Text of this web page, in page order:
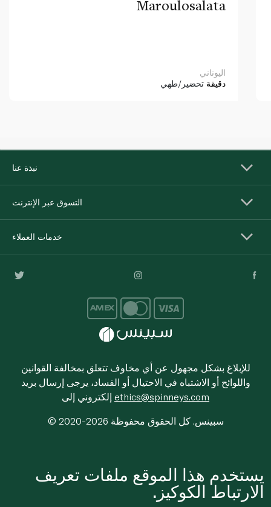
Maroulosalata
اليوناني
دقيقة تحضير/طهي
نبذة عنا
التسوق عبر الإنترنت
خدمات العملاء
للإبلاغ بشكل مجهول عن أي مخاوف تتعلق بمخالفة القوانين
واللوائح أو الاشتباه في الاحتيال أو الفساد، يرجى إرسال بريد
ethics@spinneys.com
© 2020-2026 سبينس. كل الحقوق محفوظة
يستخدم هذا الموقع ملفات تعريف
الارتباط الكوكيز.